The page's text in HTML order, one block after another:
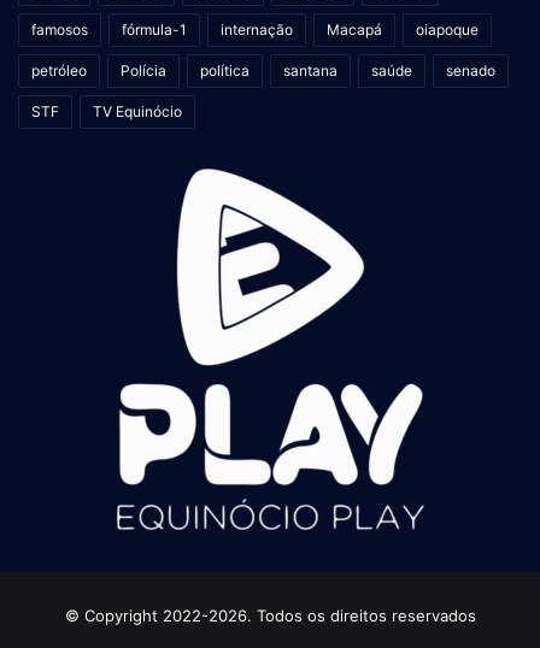
famosos fórmula-1 internação Macapá oiapoque
petróleo Polícia política santana saúde senado
STF TV Equinócio
© Copyright 2022-2026. Todos os direitos reservados